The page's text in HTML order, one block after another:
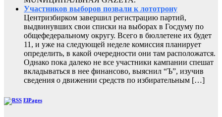
Участников выборов позвали к лототрону
Центризбирком завершил регистрацию партий,
выдвинувших свои списки на выборах в Госдуму по
общефедеральному округу. Всего в бюллетене их будет
11, и уже на следующей неделе комиссия планирует
определить, в какой очередности они там расположатся.
Однако пока далеко не все участники кампании спешат
вкладываться в нее финансово, выяснил “Ъ”, изучив
сведения о движении средств по избирательным […]
ElPages